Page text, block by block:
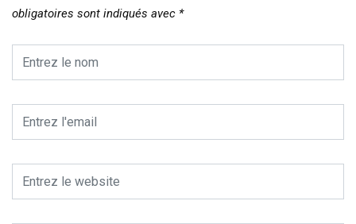
obligatoires sont indiqués avec *